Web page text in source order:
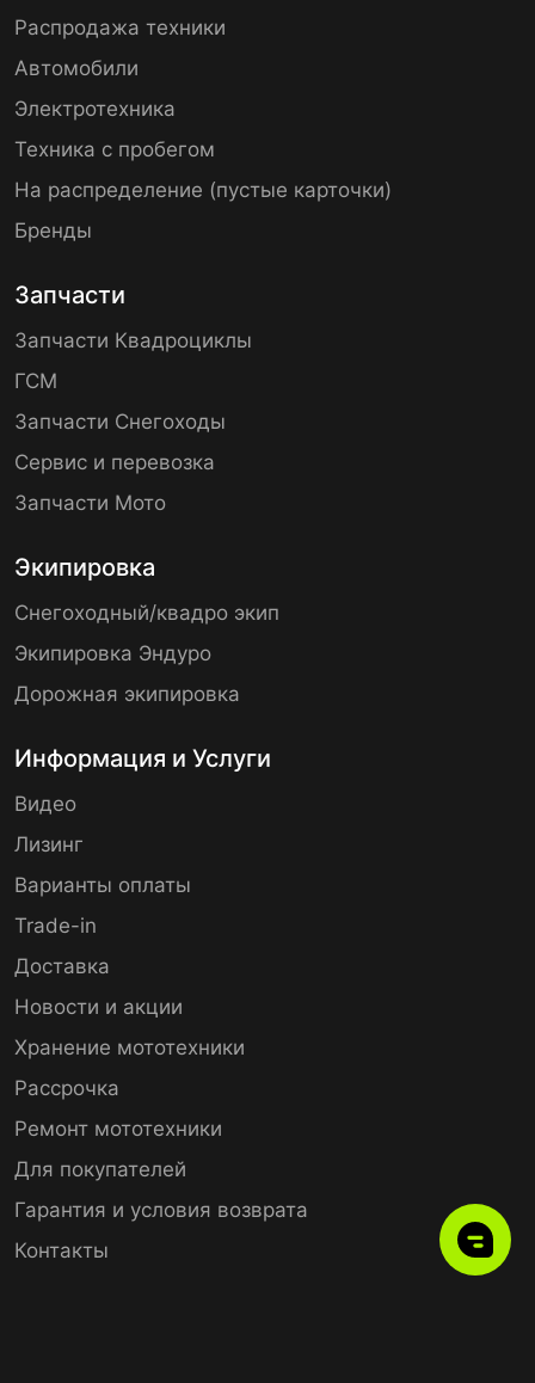
Распродажа техники
Автомобили
Электротехника
Техника с пробегом
На распределение (пустые карточки)
Бренды
Запчасти
Запчасти Квадроциклы
ГСМ
Запчасти Снегоходы
Сервис и перевозка
Запчасти Мото
Экипировка
Снегоходный/квадро экип
Экипировка Эндуро
Дорожная экипировка
Информация и Услуги
Видео
Лизинг
Варианты оплаты
Trade-in
Доставка
Новости и акции
Хранение мототехники
Рассрочка
Ремонт мототехники
Для покупателей
Гарантия и условия возврата
Контакты